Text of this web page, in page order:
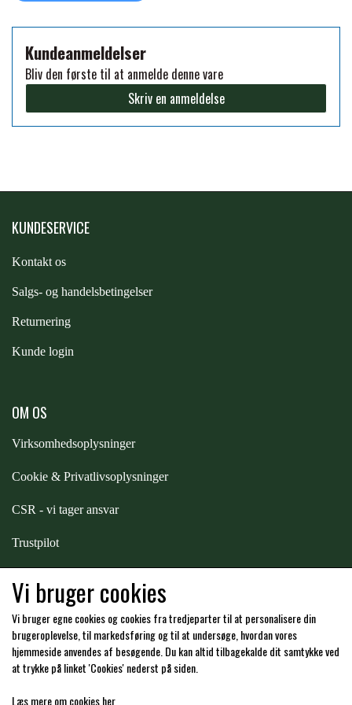
PREMIER EQUINE SADLER
PREMIER EQUINE SADEL TILBEHØR
PREMIER EQUINE PADS
PREMIER EQUINE BENBESKYTTELSE
PREMIER EQUINE GROOMING & STALD
FORAN EQUINE
GP TACK
HAPPY MOUTH
HEVARI
KÄLLQUIST EQUESTIAN
PHARMACARE
PREMIER EQUINE
RACING TACK
Kundeanmeldelser
Bliv den første til at anmelde denne vare
Skriv en anmeldelse
KUNDESERVICE
Kontakt os
Salgs- og handelsbetingelser
Returnering
Kunde login
OM OS
Virksomhedsoplysninger
Cookie & Privatlivsoplysninger
CSR - vi tager ansvar
Trustpilot
Hos os kan du betale med:
Vi bruger cookies
Vi bruger egne cookies og cookies fra tredjeparter til at personalisere din
brugeroplevelse, til markedsføring og til at undersøge, hvordan vores
hjemmeside anvendes af besøgende. Du kan altid tilbagekalde dit samtykke ved
at trykke på linket 'Cookies' nederst på siden.
Læs mere om cookies her